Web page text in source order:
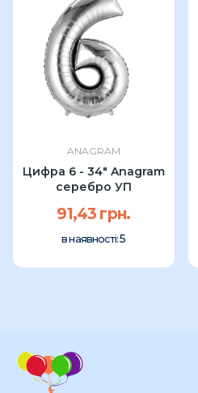
ANAGRAM
Цифра 6 - 34" Anagram
серебро УП
91,43 грн.
в наявності:5